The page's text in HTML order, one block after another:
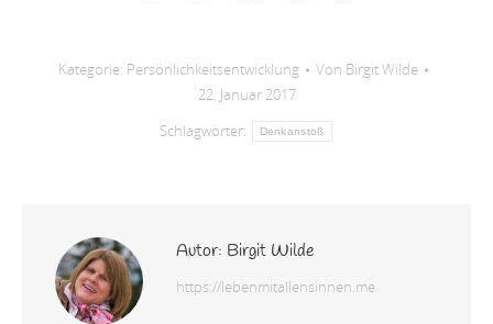
Kategorie: Persönlichkeitsentwicklung Von Birgit Wilde
22. Januar 2017
Schlagwörter:
Denkanstoß
Autor: Birgit Wilde
https://lebenmitallensinnen.me